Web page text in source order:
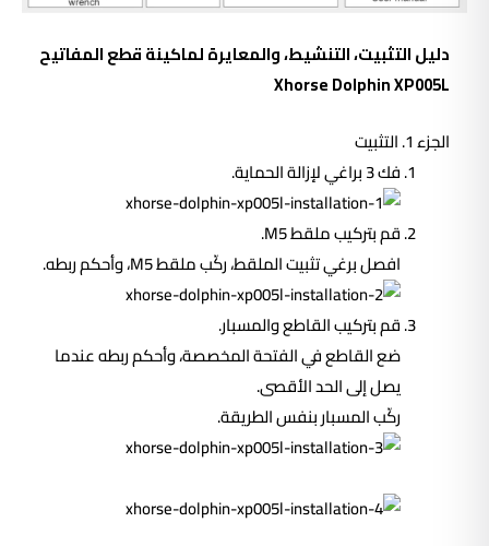
دليل التثبيت، التنشيط، والمعايرة لماكينة قطع المفاتيح
Xhorse Dolphin XP005L
الجزء 1. التثبيت
فك 3 براغي لإزالة الحماية.
قم بتركيب ملقط M5.
افصل برغي تثبيت الملقط، ركّب ملقط M5، وأحكم ربطه.
قم بتركيب القاطع والمسبار.
ضع القاطع في الفتحة المخصصة، وأحكم ربطه عندما
يصل إلى الحد الأقصى.
ركّب المسبار بنفس الطريقة.